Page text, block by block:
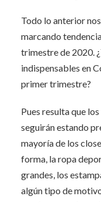
Todo lo anterior
marcando
trimestre de 2020.
indispensables en
primer trimestre?
Pues resulta que
seguirán estando
mayoría de los
forma, la ropa
grandes, los
algún tipo de